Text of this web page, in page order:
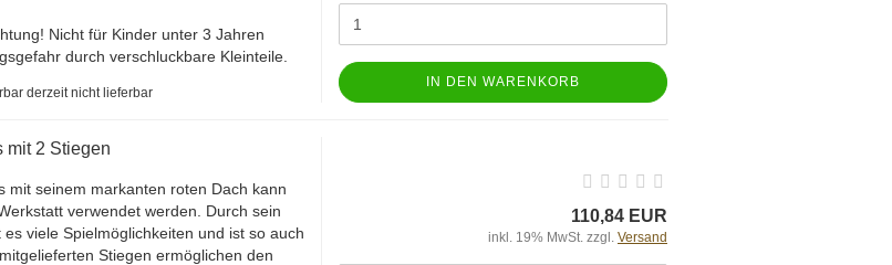
Nicht für Kinder unter 3 Jahren
durch verschluckbare Kleinteile.
derzeit nicht lieferbar
IN DEN WARENKORB
mit 2 Stiegen
mit seinem markanten roten Dach kann
verwendet werden. Durch sein
viele Spielmöglichkeiten und ist so auch
Stiegen ermöglichen den
110,84 EUR
inkl. 19% MwSt. zzgl. Versand